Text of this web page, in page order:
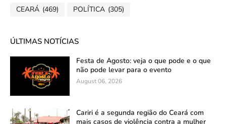
CEARÁ (469) POLÍTICA (305)
ÚLTIMAS NOTÍCIAS
Festa de Agosto: veja o que pode e o que
não pode levar para o evento
August 06, 2026
Cariri é a segunda região do Ceará com
mais casos de violência contra a mulher